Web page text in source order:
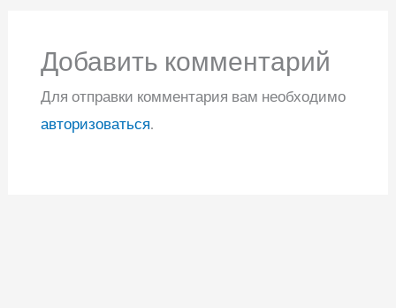
Добавить комментарий
Для отправки комментария вам необходимо
авторизоваться.